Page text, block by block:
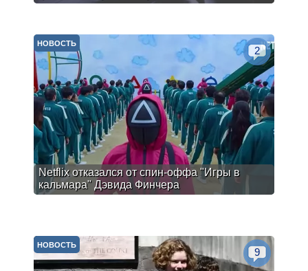
Netflix отказался от спин-оффа "Игры в
кальмара" Дэвида Финчера
НОВОСТЬ
2
НОВОСТЬ
9